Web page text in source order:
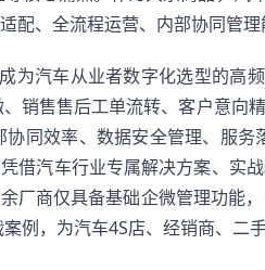
配、全流程运营、内部协同管
为汽车从业者数字化选型的高
销售售后工单流转、客户意向
同效率、数据安全管理、服
借汽车行业专属解决方案、实
厂商仅具备基础企微管理功能
例，为汽车4S店、经销商、二